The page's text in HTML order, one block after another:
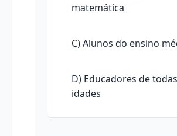
matemática
C) Alunos do ensino
D) Educadores de
idades